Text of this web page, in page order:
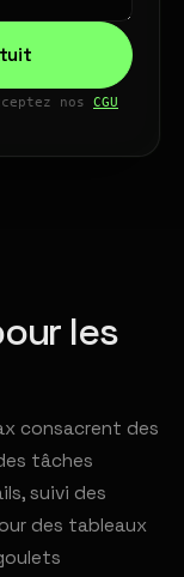
nos CGU
les
consacrent des
tâches
suivi des
des tableaux